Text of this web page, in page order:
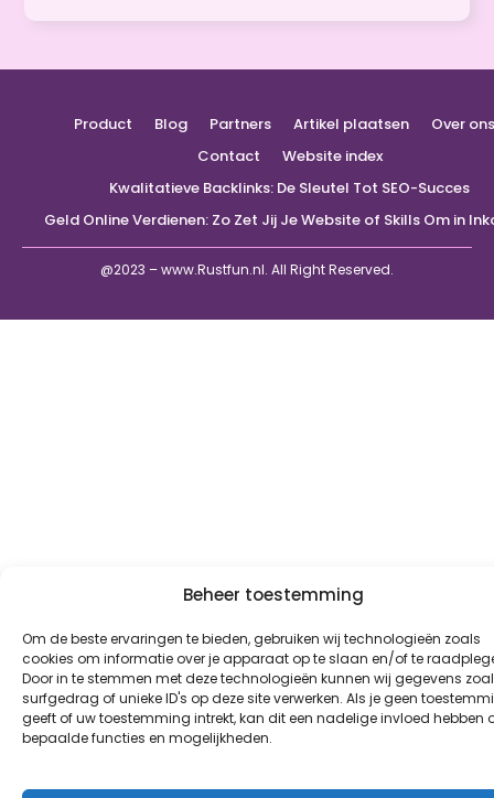
Beheer toestemming
Om de beste ervaringen te bieden, gebruiken wij technologieën zoals
cookies om informatie over je apparaat op te slaan en/of te
Door in te stemmen met deze technologieën kunnen wij gegevens
surfgedrag of unieke ID's op deze site verwerken. Als je geen
geeft of uw toestemming intrekt, kan dit een nadelige invloed hebben
bepaalde functies en mogelijkheden.
@2023 – www.Rustfun.nl. All Right Reserved.
Product Blog Partners Artikel plaatsen
Over ons
Contact
Website index
Kwalitatieve Backlinks: De Sleutel Tot SEO-Succes
Geld Online Verdienen: Zo Zet Jij Je Website of Skills Om in